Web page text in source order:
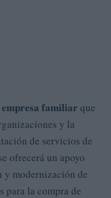
empresa familiar que
y la
de servicios de
ofrecerá un apoyo
y modernización de
para la compra de